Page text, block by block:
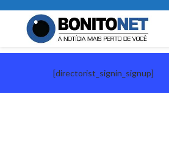
[directorist_signin_signup]